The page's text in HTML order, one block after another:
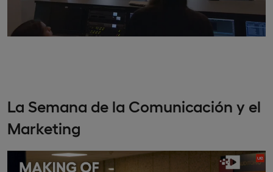
La Semana de la Comunicación y el
Marketing